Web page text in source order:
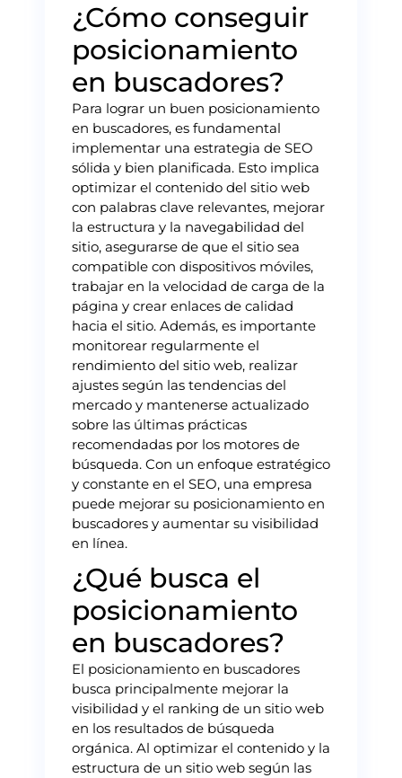
¿Cómo conseguir
posicionamiento
en buscadores?
Para lograr un buen posicionamiento
en buscadores, es fundamental
implementar una estrategia de SEO
sólida y bien planificada. Esto implica
optimizar el contenido del sitio web
con palabras clave relevantes, mejorar
la estructura y la navegabilidad del
sitio, asegurarse de que el sitio sea
compatible con dispositivos móviles,
trabajar en la velocidad de carga de la
página y crear enlaces de calidad
hacia el sitio. Además, es importante
monitorear regularmente el
rendimiento del sitio web, realizar
ajustes según las tendencias del
mercado y mantenerse actualizado
sobre las últimas prácticas
recomendadas por los motores de
búsqueda. Con un enfoque estratégico
y constante en el SEO, una empresa
puede mejorar su posicionamiento en
buscadores y aumentar su visibilidad
en línea.
¿Qué busca el
posicionamiento
en buscadores?
El posicionamiento en buscadores
busca principalmente mejorar la
visibilidad y el ranking de un sitio web
en los resultados de búsqueda
orgánica. Al optimizar el contenido y la
estructura de un sitio web según las